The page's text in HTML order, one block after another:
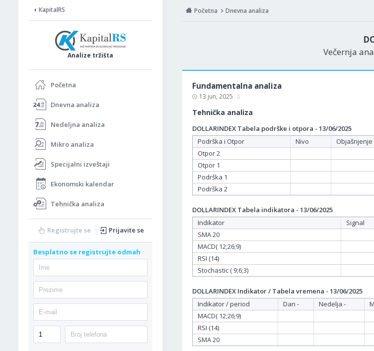
KapitalRS
Analize tržišta
Početna
Dnevna analiza
Nedeljna analiza
Mikro analiza
Specijalni izveštaji
Ekonomski kalendar
Tehnička analiza
Registrujte se Prijavite se
Besplatno se registrujte odmah
Početna Dnevna analiza
Večernja
Fundamentalna analiza
13 jun, 2025
Tehnička analiza
DOLLARINDEX Tabela podrške i otpora - 13/06/2025
Podrška i Otpor
Nivo
Objašnjenje
Otpor 2
Otpor 1
Podrška 1
Podrška 2
DOLLARINDEX Tabela indikatora - 13/06/2025
Indikator
Signal
SMA 20
MACD( 12;26;9)
RSI (14)
Stochastic ( 9;6;3)
DOLLARINDEX Indikator / Tabela vremena - 13/06/2025
Indikator / period
Dan - Nedelja -
MACD( 12;26;9)
RSI (14)
SMA 20